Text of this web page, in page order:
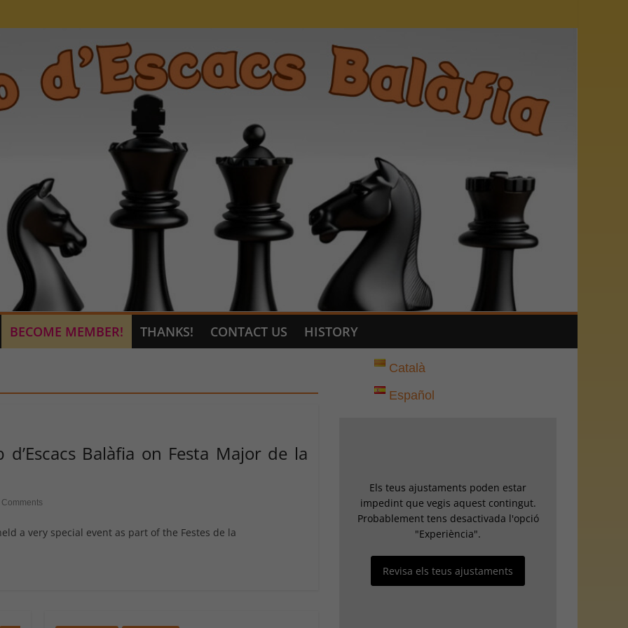
BECOME MEMBER! THANKS! CONTACT US HISTORY
Balàfia on Festa Major de la
a very special event as part of the Festes de la
Català
Español
Els teus ajustaments poden estar
impedint que vegis aquest contingut.
Probablement tens desactivada l'opció
"Experiència".
Revisa els teus ajustaments